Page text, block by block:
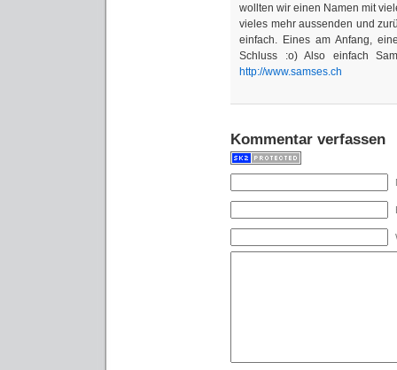
wollten wir einen Namen mit
vieles mehr aussenden und
einfach. Eines am Anfang,
Schluss :o) Also einfach
http://www.samses.ch
Kommentar verfassen